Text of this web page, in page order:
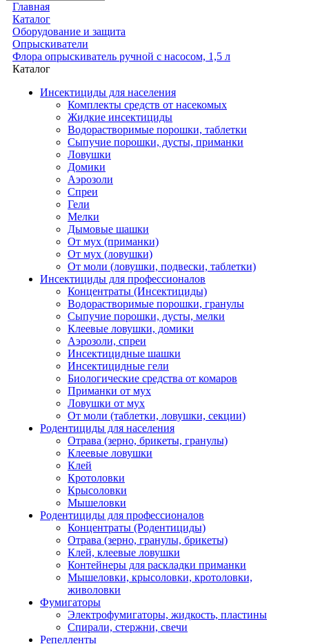
Главная
Каталог
Оборудование и защита
Опрыскиватели
Флора опрыскиватель ручной с насосом, 1,5 л
Каталог
Инсектициды для населения
Комплекты средств от насекомых
Жидкие инсектициды
Водорастворимые порошки, таблетки
Сыпучие порошки, дусты, приманки
Ловушки
Домики
Аэрозоли
Спреи
Гели
Мелки
Дымовые шашки
От мух (приманки)
От мух (ловушки)
От моли (ловушки, подвески, таблетки)
Инсектициды для профессионалов
Концентраты (Инсектициды)
Водорастворимые порошки, гранулы
Сыпучие порошки, дусты, мелки
Клеевые ловушки, домики
Аэрозоли, спреи
Инсектицидные шашки
Инсектицидные гели
Биологические средства от комаров
Приманки от мух
Ловушки от мух
От моли (таблетки, ловушки, секции)
Родентициды для населения
Отрава (зерно, брикеты, гранулы)
Клеевые ловушки
Клей
Кротоловки
Крысоловки
Мышеловки
Родентициды для профессионалов
Концентраты (Родентициды)
Отрава (зерно, гранулы, брикеты)
Клей, клеевые ловушки
Контейнеры для раскладки приманки
Мышеловки, крысоловки, кротоловки,
живоловки
Фумигаторы
Электрофумигаторы, жидкость, пластины
Спирали, стержни, свечи
Репелленты